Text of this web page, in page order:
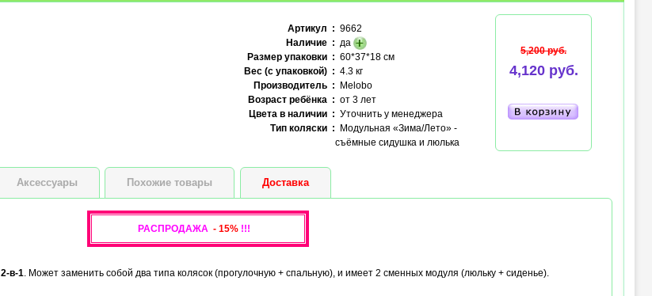
Артикул : 9662
Наличие : да
Размер упаковки : 60*37*18 см
Вес (с упаковкой) : 4.3 кг
Производитель : Melobo
Возраст ребёнка : от 3 лет
Цвета в наличии : Уточнить у менеджера
Тип коляски : Модульная «Зима/Лето» -
съёмные сидушка и люлька
5,200 руб.
4,120 руб.
Аксессуары Похожие товары Доставка
РАСПРОДАЖА - 15% !!!
2-в-1. Может заменить собой два типа колясок (прогулочную + спальную), и имеет 2 сменных модуля (люльку + сиденье).